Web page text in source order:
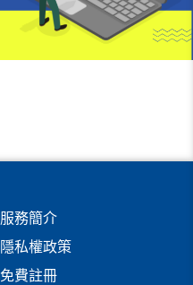
服務簡介
隱私權政策
免費註冊